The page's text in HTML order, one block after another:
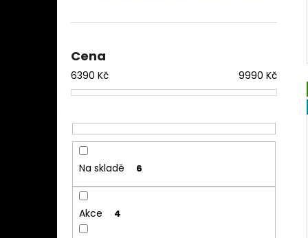
Cena
6390 Kč 9990 Kč
Na skladě 6
Akce 4